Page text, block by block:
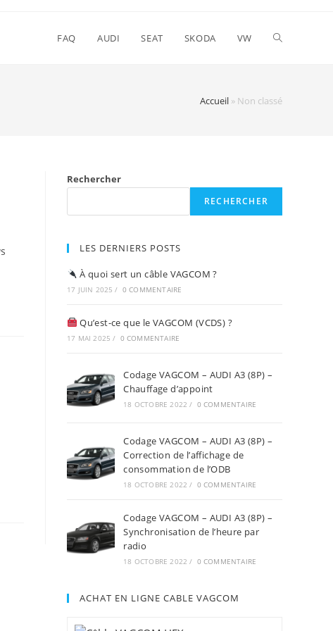
FAQ AUDI SEAT SKODA VW
Accueil » Non classé
Rechercher
RECHERCHER
LES DERNIERS POSTS
À quoi sert un câble VAGCOM ?
17 JUIN 2025 / 0 COMMENTAIRE
Qu’est-ce que le VAGCOM (VCDS) ?
17 MAI 2025 / 0 COMMENTAIRE
Codage VAGCOM – AUDI A3 (8P) –
Chauffage d’appoint
18 OCTOBRE 2022 / 0 COMMENTAIRE
Codage VAGCOM – AUDI A3 (8P) –
Correction de l’affichage de
consommation de l’ODB
18 OCTOBRE 2022 / 0 COMMENTAIRE
Codage VAGCOM – AUDI A3 (8P) –
Synchronisation de l’heure par
radio
18 OCTOBRE 2022 / 0 COMMENTAIRE
ACHAT EN LIGNE CABLE VAGCOM